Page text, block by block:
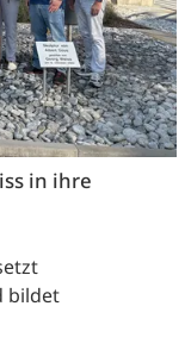
in ihre
bildet